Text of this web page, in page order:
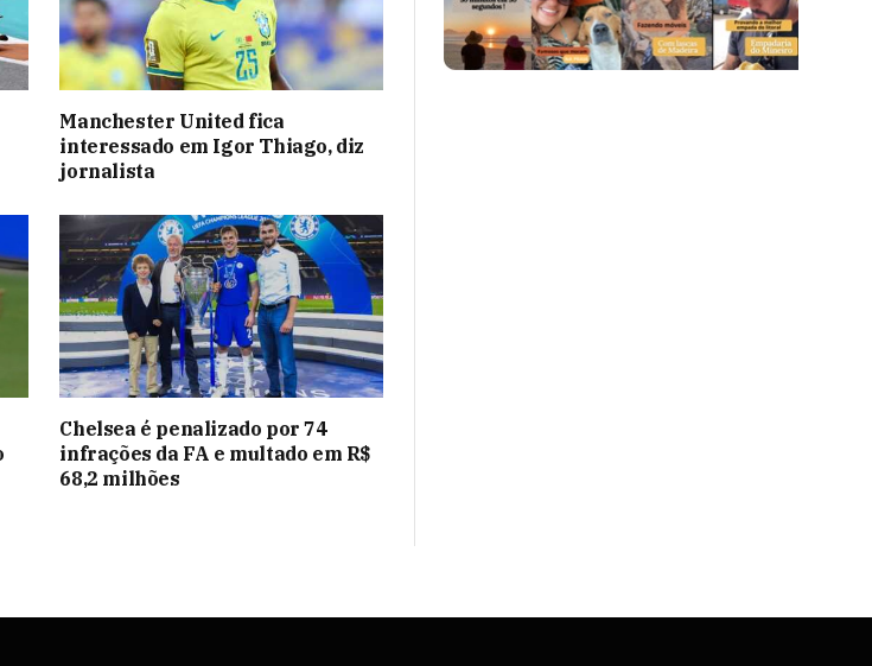
Manchester United fica
interessado em Igor Thiago, diz
jornalista
Chelsea é penalizado por 74
infrações da FA e multado em R$
68,2 milhões